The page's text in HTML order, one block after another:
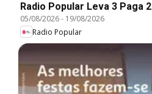
Radio Popular Leva 3 Paga 2
05/08/2026- 19/08/2026
Radio Popular